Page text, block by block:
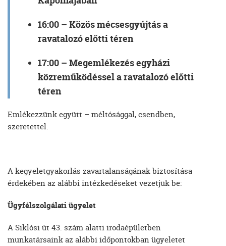
16:00 – Közös mécsesgyújtás a
ravatalozó előtti téren
17:00 – Megemlékezés egyházi
közreműködéssel a ravatalozó előtti
téren
Emlékezzünk együtt – méltósággal, csendben,
szeretettel.
A kegyeletgyakorlás zavartalanságának biztosítása
érdekében az alábbi intézkedéseket vezetjük be:
Ügyfélszolgálati ügyelet
A Siklósi út 43. szám alatti irodaépületben
munkatársaink az alábbi időpontokban ügyeletet